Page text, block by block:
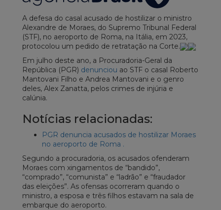
A defesa do casal acusado de hostilizar o ministro
Alexandre de Moraes, do Supremo Tribunal Federal
(STF), no aeroporto de Roma, na Itália, em 2023,
protocolou um pedido de retratação na Corte.
Em julho deste ano, a Procuradoria-Geral da
República (PGR) denunciou ao STF o casal Roberto
Mantovani Filho e Andrea Mantovani e o genro
deles, Alex Zanatta, pelos crimes de injúria e
calúnia.
Notícias relacionadas:
PGR denuncia acusados de hostilizar Moraes
no aeroporto de Roma .
Segundo a procuradoria, os acusados ofenderam
Moraes com xingamentos de “bandido”,
“comprado”, “comunista” e “ladrão” e “fraudador
das eleições”. As ofensas ocorreram quando o
ministro, a esposa e três filhos estavam na sala de
embarque do aeroporto.